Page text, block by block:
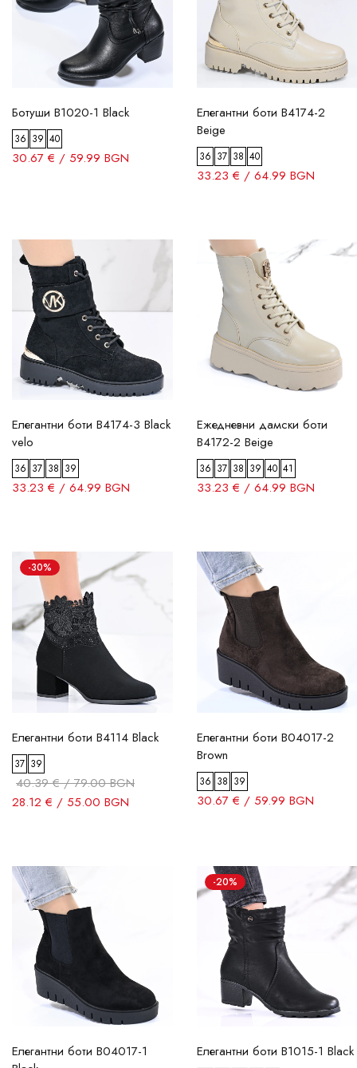
Ботуши B1020-1 Black
36 39 40
30.67 € / 59.99 BGN
Елегантни боти B4174-2
Beige
36 37 38 40
33.23 € / 64.99 BGN
Елегантни боти B4174-3 Black
velo
36 37 38 39
33.23 € / 64.99 BGN
Ежедневни дамски боти
B4172-2 Beige
36 37 38 39 40 41
33.23 € / 64.99 BGN
-30%
Елегантни боти B4114 Black
37 39
40.39 € / 79.00 BGN
28.12 € / 55.00 BGN
Елегантни боти B04017-2
Brown
36 38 39
30.67 € / 59.99 BGN
Елегантни боти B04017-1
-20%
Елегантни боти B1015-1 Black